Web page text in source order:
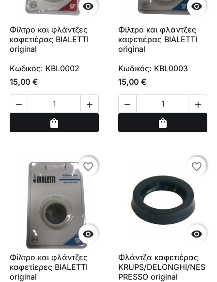

Φίλτρο και φλάντζες
καφετιέρας BIALETTI
original
Κωδικός: KBL0002
15,00 €
 
shopping_bag

Φίλτρο και φλάντζες
καφετιέρας BIALETTI
original
Κωδικός: KBL0003
15,00 €
 
shopping_bag

favorite_border
favorite_border
Φίλτρο και φλάντζες
καφετίερες BIALETTI
original

favorite_border
favorite_border
Φλάντζα καφετιέρας
KRUPS/DELONGHI/NES
PRESSO original